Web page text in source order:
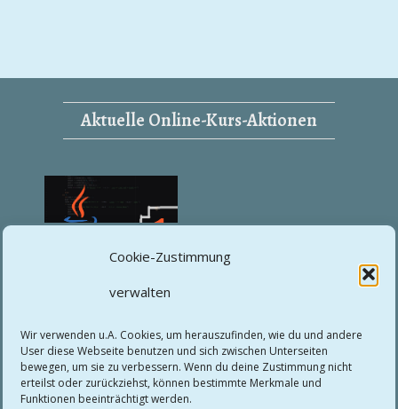
Cookie-Zustimmung
verwalten
Wir verwenden u.A. Cookies, um herauszufinden, wie du und andere
User diese Webseite benutzen und sich zwischen Unterseiten
bewegen, um sie zu verbessern. Wenn du deine Zustimmung nicht
erteilst oder zurückziehst, können bestimmte Merkmale und
Funktionen beeinträchtigt werden.
Aktuelle Online-Kurs-Aktionen
Vom Einsteiger zum Junior
Developer 1 (Java)
Wichtige Links